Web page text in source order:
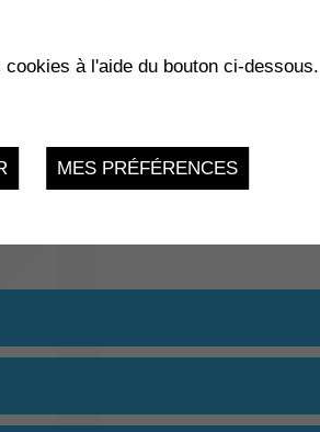
à l'aide du bouton ci-dessous.
MES PRÉFÉRENCES